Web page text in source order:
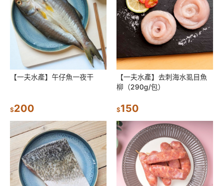
【一夫水產】午仔魚一夜干
$200
【一夫水產】去刺海水虱目魚
柳（290g/包）
$150